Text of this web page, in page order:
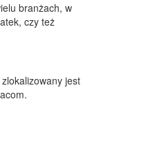
branżach, w
czy też
jest